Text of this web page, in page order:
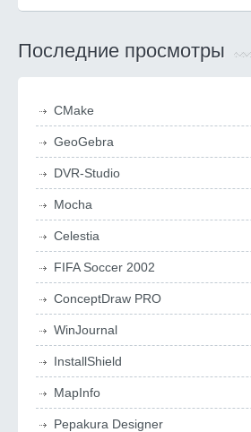
Последние просмотры
CMake
GeoGebra
DVR-Studio
Mocha
Celestia
FIFA Soccer 2002
ConceptDraw PRO
WinJournal
InstallShield
MapInfo
Pepakura Designer